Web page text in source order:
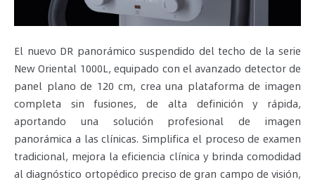
El nuevo DR panorámico suspendido del techo de la serie
New Oriental 1000L, equipado con el avanzado detector de
panel plano de 120 cm, crea una plataforma de imagen
completa sin fusiones, de alta definición y rápida,
aportando una solución profesional de imagen
panorámica a las clínicas. Simplifica el proceso de examen
tradicional, mejora la eficiencia clínica y brinda comodidad
al diagnóstico ortopédico preciso de gran campo de visión,